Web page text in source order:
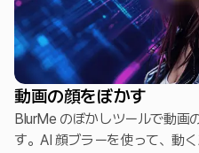
動画の顔をぼかす
BlurMe のぼかしツールで動画
す。AI 顔ブラーを使って、動